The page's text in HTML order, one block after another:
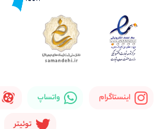
اینستاگرام واتساپ
توئیتر